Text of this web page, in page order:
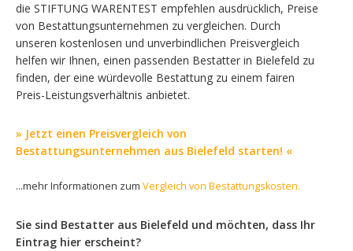
die STIFTUNG WARENTEST empfehlen ausdrücklich, Preise
von Bestattungsunternehmen zu vergleichen. Durch
unseren kostenlosen und unverbindlichen Preisvergleich
helfen wir Ihnen, einen passenden Bestatter in Bielefeld zu
finden, der eine würdevolle Bestattung zu einem fairen
Preis-Leistungsverhältnis anbietet.
» Jetzt einen Preisvergleich von
Bestattungsunternehmen aus Bielefeld starten! «
...mehr Informationen zum Vergleich von Bestattungskosten.
Sie sind Bestatter aus Bielefeld und möchten, dass Ihr
Eintrag hier erscheint?